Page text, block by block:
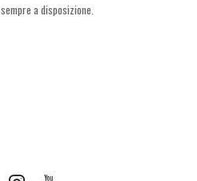
sempre a disposizione.